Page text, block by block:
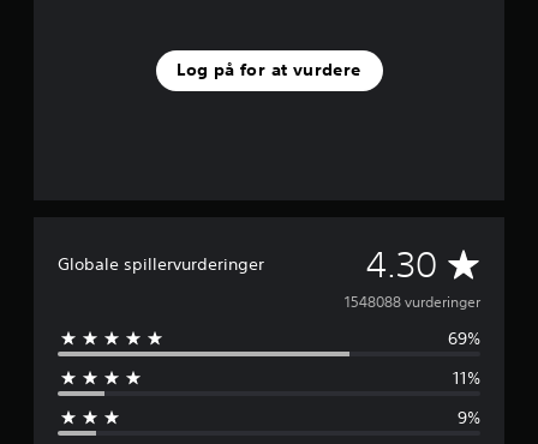
Log på for at vurdere
Globale spillervurderinger 4.30 G
e
n
n
1548088 vurderinger
69%
11%
9%